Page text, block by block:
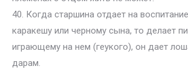
40. Когда старшина отдает на
каракешу или черному сына, то делает
играющему на нем (геукого), он дает
дарам.